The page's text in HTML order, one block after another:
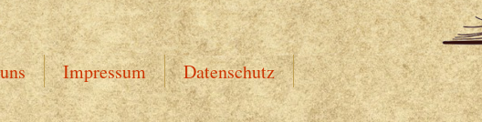
Impressum Datenschutz